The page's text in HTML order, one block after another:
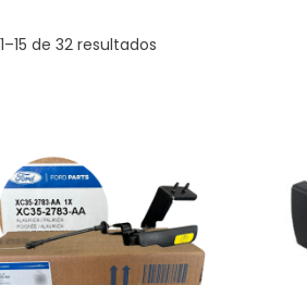
de 32 resultados